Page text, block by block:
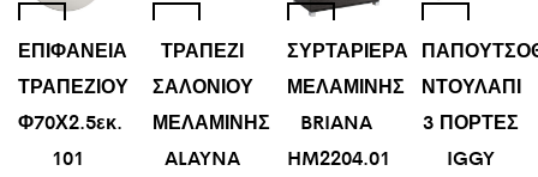
ΕΠΙΦΑΝΕΙΑ
ΤΡΑΠΕΖΙΟΥ
Φ70Χ2.5εκ.
101
ΤΡΑΠΕΖΙ
ΣΑΛΟΝΙΟΥ
ΜΕΛΑΜΙΝΗΣ
ALAYNA
ΣΥΡΤΑΡΙΕΡΑ
ΜΕΛΑΜΙΝΗΣ
BRIANA
HM2204.01
ΝΤΟΥΛΑΠΙ
3 ΠΟΡΤΕΣ
IGGY